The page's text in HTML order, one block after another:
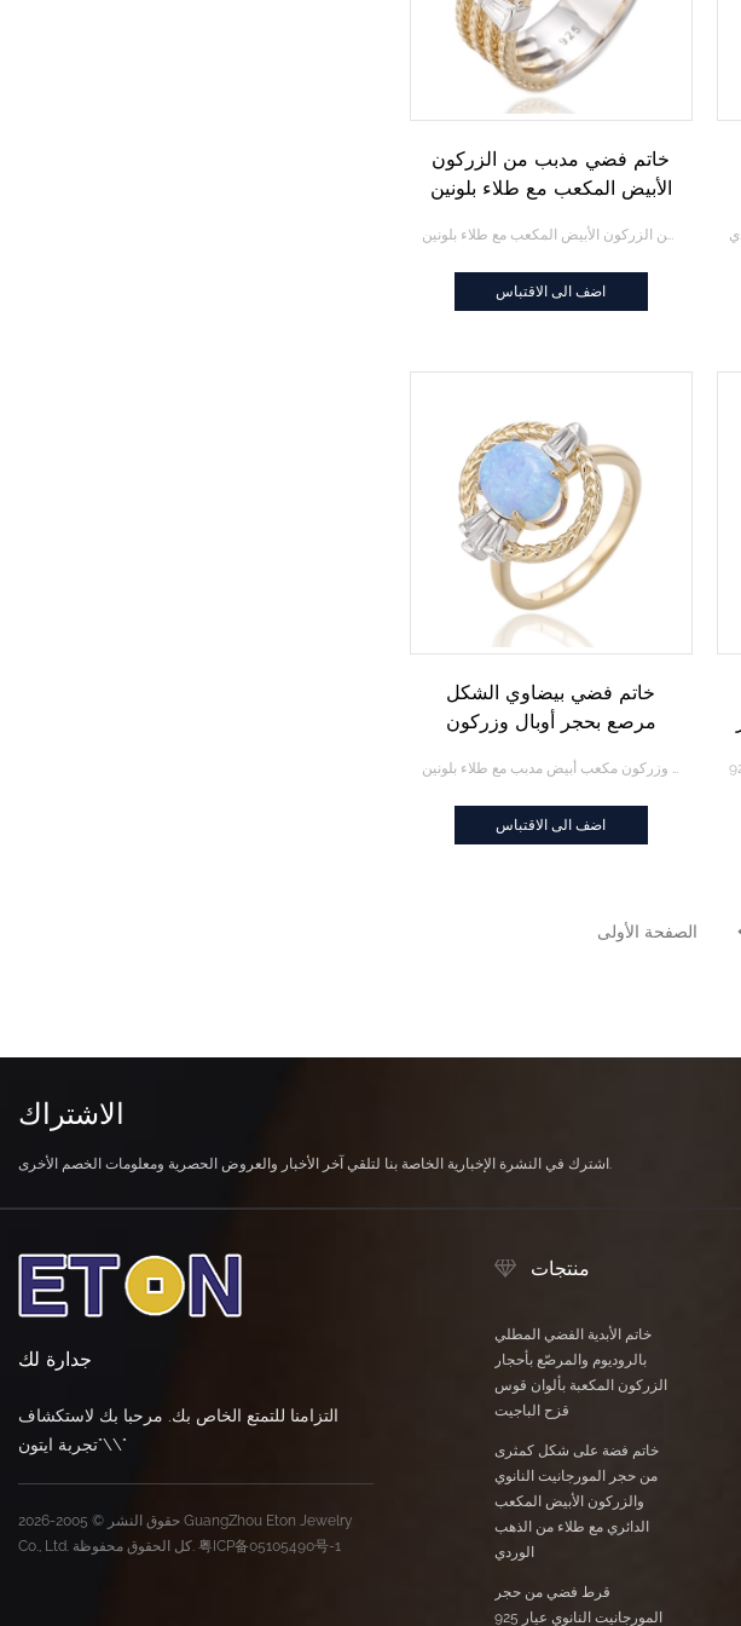
خاتم فضي مدبب من الزركون
الأبيض المكعب مع طلاء بلونين
خاتم فضي مدبب من الزركون الأبيض المكعب مع طلاء بلونين
اضف الى الاقتباس
خاتم فضي بيضاوي الشكل
مرصع بحجر أوبال وزركون
بلونين
اضف الى الاقتباس
الصفحة الأولى
الاشتراك
منتجات
خاتم الأبدية الفضي المطلي
بالروديوم والمرصّع بأحجار
الزركون المكعبة بألوان قوس
قزح الباجيت
خاتم فضة على شكل كمثرى
من حجر المورجانيت النانوي
والزركون الأبيض المكعب
الدائري مع طلاء من الذهب
الوردي
قرط فضي من حجر
المورجانيت النانوي عيار 925
جدارة لك
التزامنا للتمتع الخاص بك. مرحبا بك لاستكشاف
\"تجربة ايتون\"
حقوق النشر © 2005-2026 GuangZhou Eton Jewelry
粤ICP备05105490号-1